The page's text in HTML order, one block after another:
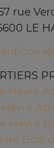
rue
LE
Havre
Havre
Havre
Bois